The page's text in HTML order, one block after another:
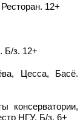
12+
Б/з. 12+
Цесса, Басё.
консерватории,
НГУ. Б/з. 6+